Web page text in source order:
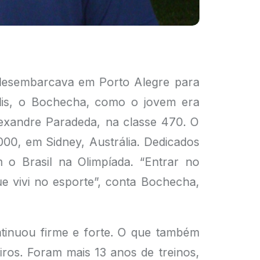
em Porto Alegre para
o Bochecha, como o jovem era
Paradeda, na classe 470. O
em Sidney, Austrália. Dedicados
o Brasil na Olimpíada. “Entrar no
vivi no esporte”, conta Bochecha,
firme e forte. O que também
Foram mais 13 anos de treinos,